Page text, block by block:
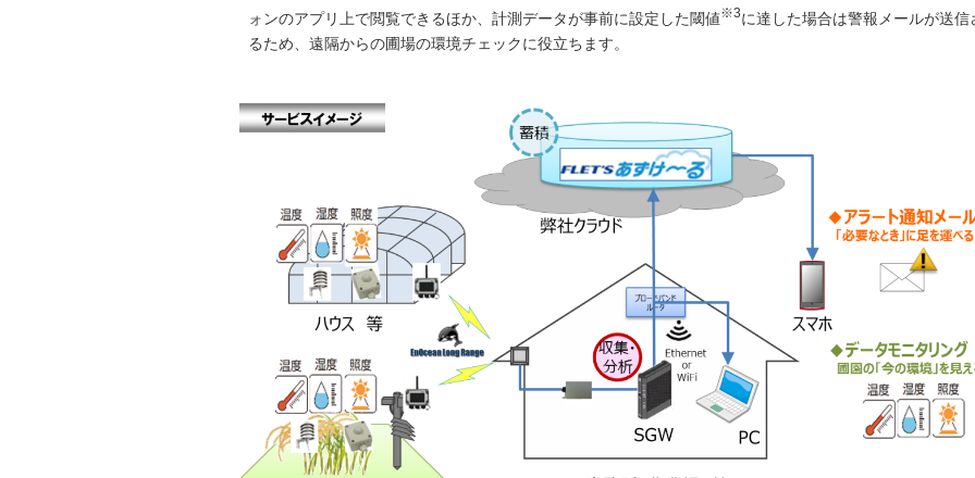
ォンのアプリ上で閲覧できるほか、計測データが事前に設定した閾値※3に達した場合は警報メールが送信
るため、遠隔からの圃場の環境チェックに役立ちます。